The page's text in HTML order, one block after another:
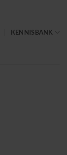
KENNISBANK